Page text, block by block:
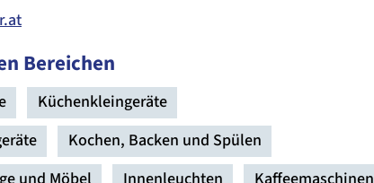
Bereichen
Küchenkleingeräte
Kochen, Backen und Spülen